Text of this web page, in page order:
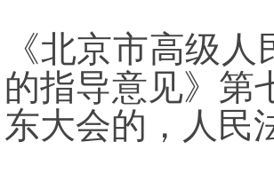
《北京市高级
的指导意见》第
东大会的，人民